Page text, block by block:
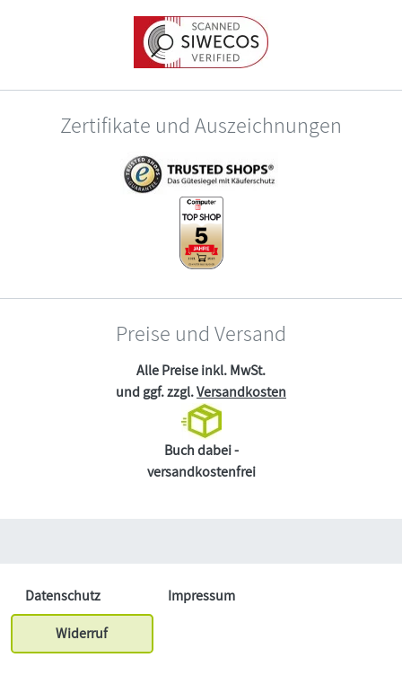
Zertifikate und Auszeichnungen
Preise und Versand
Alle Preise inkl. MwSt.
und ggf. zzgl.Versandkosten
Buch dabei -
versandkostenfrei
Datenschutz
Impressum
Widerruf